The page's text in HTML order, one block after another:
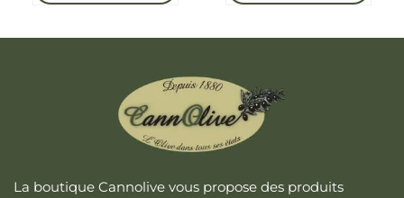
La boutique Cannolive vous propose des produits